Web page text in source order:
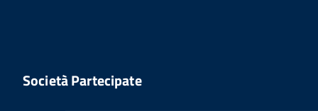
Società Partecipate